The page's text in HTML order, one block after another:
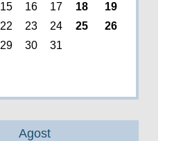
15 16 17 18
19
22 23 24 25
26
29 30 31
Agost